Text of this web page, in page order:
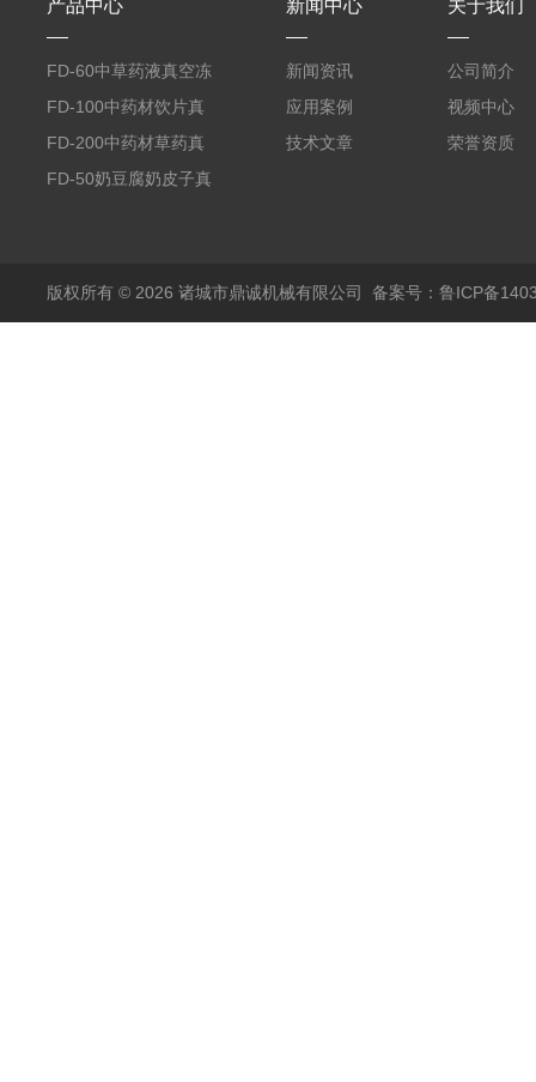
产品中心
FD-60中草药液真空冻
干机
FD-100中药材饮片真
空冻干机
FD-200中药材草药真
空冻干机
FD-50奶豆腐奶皮子真
新闻中心
新闻资讯
应用案例
技术文章
关于我们
公司简介
视频中心
荣誉资质
版权所有 © 2026 诸城市鼎诚机械有限公司 备案号：鲁ICP备